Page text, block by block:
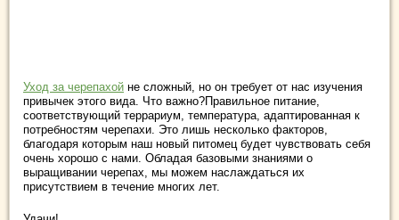
Уход за черепахой не сложный, но он требует от нас изучения
привычек этого вида. Что важно?Правильное питание,
соответствующий террариум, температура, адаптированная к
потребностям черепахи. Это лишь несколько факторов,
благодаря которым наш новый питомец будет чувствовать себя
очень хорошо с нами. Обладая базовыми знаниями о
выращивании черепах, мы можем наслаждаться их
присутствием в течение многих лет.